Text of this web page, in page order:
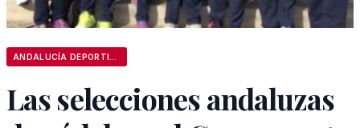
Las selecciones andaluzas